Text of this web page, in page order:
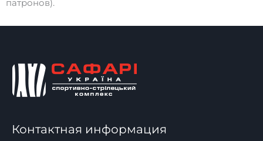
патронов).
Контактная информация